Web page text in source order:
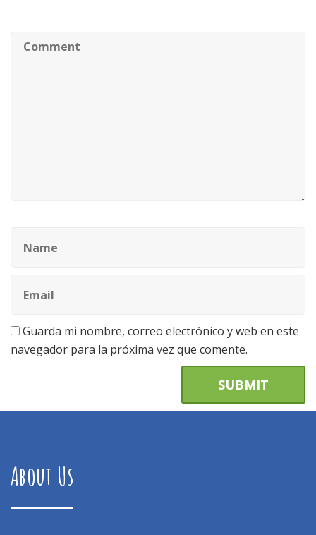
Guarda mi nombre, correo electrónico y web en este
navegador para la próxima vez que comente.
About Us